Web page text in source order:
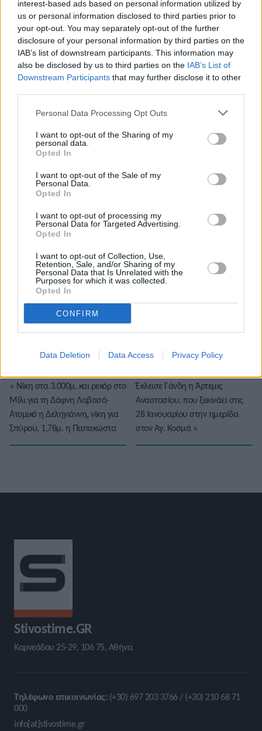
interest-based ads based on personal information utilized by
us or personal information disclosed to third parties prior to
your opt-out. You may separately opt-out of the further
disclosure of your personal information by third parties on the
IAB’s list of downstream participants. This information may
also be disclosed by us to third parties on the IAB’s List of
Downstream Participants that may further disclose it to other
Personal Data Processing Opt Outs
I want to opt-out of the Sharing of my
personal data.
Opted In
I want to opt-out of the Sale of my
Personal Data.
Opted In
I want to opt-out of processing my
Personal Data for Targeted Advertising.
Opted In
I want to opt-out of Collection, Use,
Retention, Sale, and/or Sharing of my
Personal Data that Is Unrelated with the
Purposes for which it was collected.
Opted In
CONFIRM
Data Deletion Data Access Privacy Policy
Τόλης Λελεκίδης
Το άρθρο δεν έχει ακόμα βαθμολογηθεί.
Βαθμολογήστε αυτό το άρθρο:
★★★★★
« Νίκη στα 3.000μ. και ρεκόρ στο
Μίλι για τη Δάφνη Λαβασά-
Ατομικό η Δεληγιάννη, νίκη για
Σπύρου, 1,78μ. η Παπακώστα
Έκλεισε Γάνδη η Άρτεμις
Αναστασίου, που ξεκινάει στις
28 Ιανουαρίου στην ημερίδα
στον Αγ. Κοσμά»
Stivostime.GR
Καρνεάδου 25-29, 106 75, Αθήνα
Τηλέφωνο επικοινωνίας: (+30) 697 203 3766 / (+30) 210 68 71
000
info[at]stivostime.gr